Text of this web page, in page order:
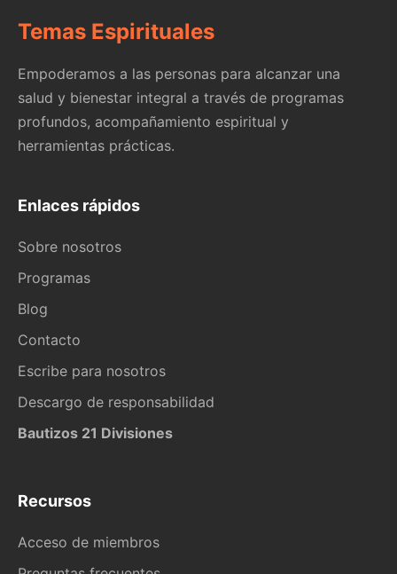
Temas Espirituales
Empoderamos a las personas para alcanzar una
salud y bienestar integral a través de programas
profundos, acompañamiento espiritual y
herramientas prácticas.
Enlaces rápidos
Sobre nosotros
Programas
Blog
Contacto
Escribe para nosotros
Descargo de responsabilidad
Bautizos 21 Divisiones
Recursos
Acceso de miembros